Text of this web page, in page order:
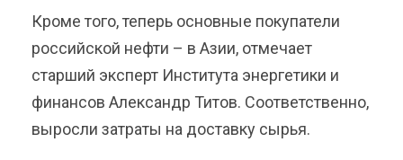
Кроме того, теперь основные покупатели
российской нефти – в Азии, отмечает
старший эксперт Института энергетики и
финансов Александр Титов. Соответственно,
выросли затраты на доставку сырья.